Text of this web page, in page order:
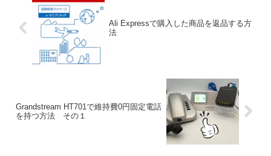
Ali Expressで購入した商品を返品する方
法
Grandstream HT701で維持費0円固定電話
を持つ方法 その１